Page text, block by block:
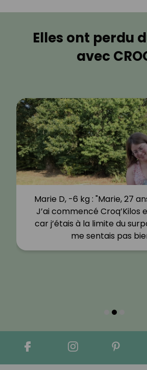
Elles ont perdu
avec
Marie D, -6 kg : "Marie, 27
J’ai commencé Croq’Kilos
car j’étais à la limite du
me sentais pas